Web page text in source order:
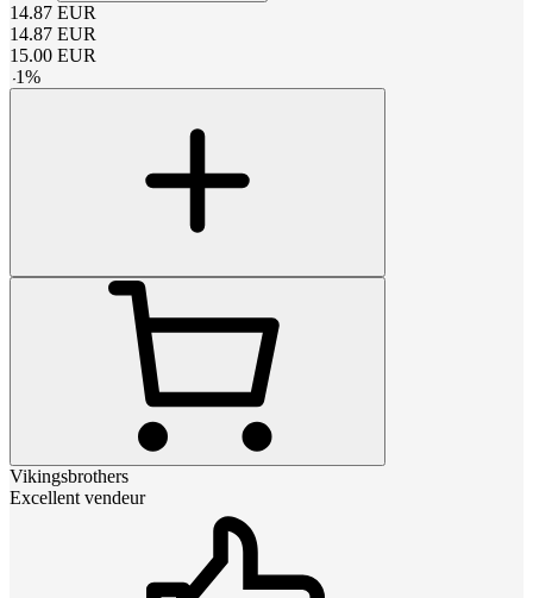
14.87 EUR
14.87 EUR
15.00 EUR
-1%
Vikingsbrothers
Excellent vendeur